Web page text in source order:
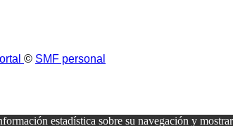
© SMF personal
estadística sobre su navegación y